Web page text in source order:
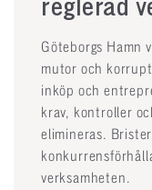
Göteborgs Hamn
mutor och
inköp och
krav, kontroller
elimineras.
verksamheten.